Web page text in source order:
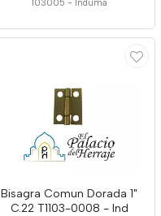
103005 - Induma
Bisagra Comun Dorada 1"
C.22 T1103-0008 - Ind